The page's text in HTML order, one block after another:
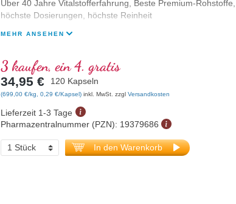
Über 40 Jahre Vitalstofferfahrung, Beste Premium-Rohstoffe,
höchste Dosierungen, höchste Reinheit
MEHR ANSEHEN
3 kaufen, ein 4. gratis
34,95 € 120 Kapseln
(699,00 €/kg, 0,29 €/Kapsel) inkl. MwSt. zzgl Versandkosten
Lieferzeit 1-3 Tage
Pharmazentralnummer (PZN): 19379686
In den Warenkorb